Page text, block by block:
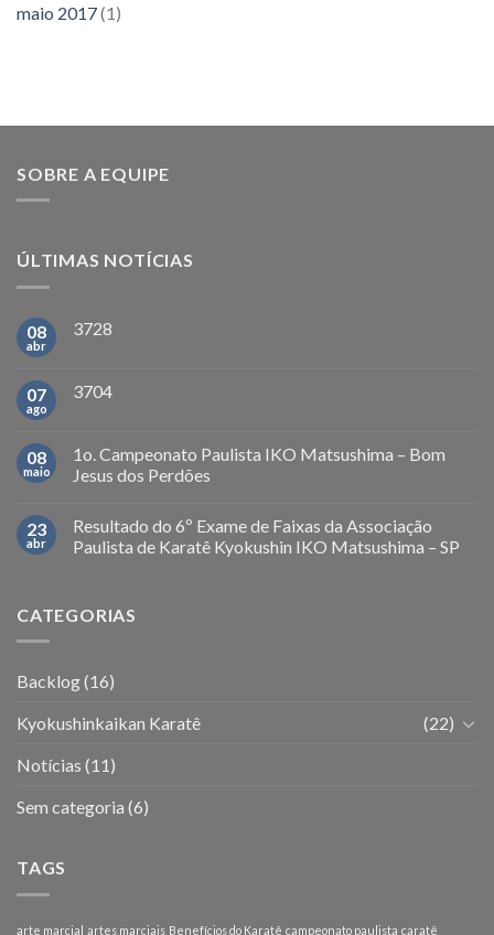
maio 2017(1)
SOBRE A EQUIPE
ÚLTIMAS NOTÍCIAS
08
abr
3728
07
ago
3704
08
maio
1o. Campeonato Paulista IKO Matsushima – Bom
Jesus dos Perdões
23
abr
Resultado do 6º Exame de Faixas da Associação
Paulista de Karatê Kyokushin IKO Matsushima – SP
CATEGORIAS
Backlog(16)
Kyokushinkaikan Karatê
(22)
Notícias (11)
Sem categoria (6)
TAGS
arte marcial artes marciais Benefícios do Karatê campeonato paulista caratê